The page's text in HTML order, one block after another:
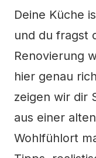
Deine Küche
und du fragst
Renovierung
hier genau
zeigen wir dir
aus einer
Wohlfühlort